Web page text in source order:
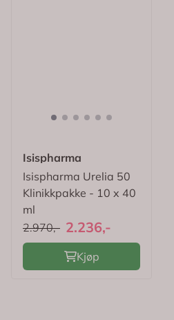
Isispharma
Isispharma Urelia 50
Klinikkpakke - 10 x 40
ml
2.970,- 2.236,-
Kjøp